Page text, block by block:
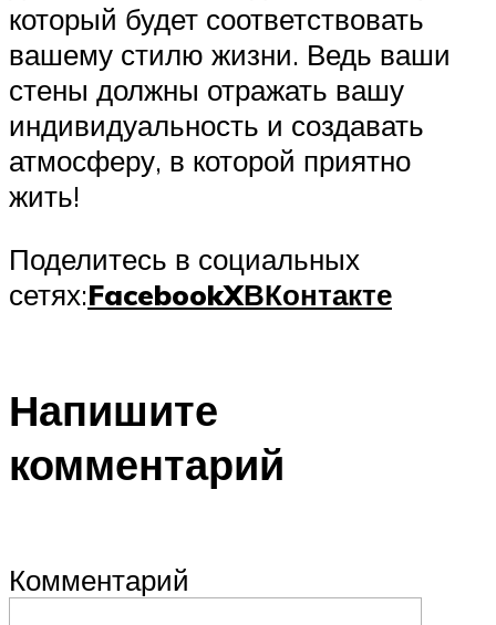
который будет соответствовать
вашему стилю жизни. Ведь ваши
стены должны отражать вашу
индивидуальность и создавать
атмосферу, в которой приятно
жить!
Поделитесь в социальных
сетях:FacebookXВКонтакте
Напишите
комментарий
Комментарий